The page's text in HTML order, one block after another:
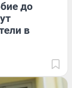
до
в